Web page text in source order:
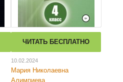
ЧИТАТЬ БЕСПЛАТНО
10.02.2024
Мария Николаевна
Алимпиева